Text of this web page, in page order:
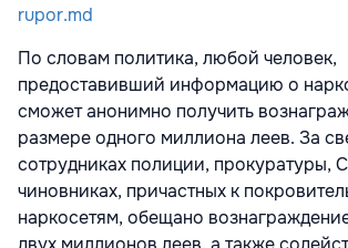
rupor.md
По словам политика, любой человек,
предоставивший информацию о
сможет анонимно получить
размере одного миллиона леев. За
сотрудниках полиции, прокуратуры,
чиновниках, причастных к
наркосетям, обещано